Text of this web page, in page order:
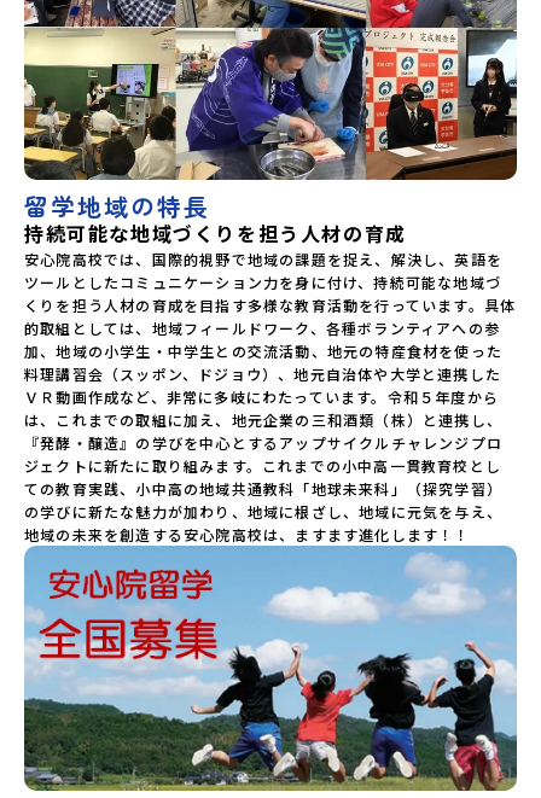
留学地域の特長
持続可能な地域づくりを担う人材の育成
安心院高校では、国際的視野で地域の課題を捉え、解決し、英語を
ツールとしたコミュニケーション力を身に付け、持続可能な地域づ
くりを担う人材の育成を目指す多様な教育活動を行っています。具体
的取組としては、地域フィールドワーク、各種ボランティアへの参
加、地域の小学生・中学生との交流活動、地元の特産食材を使った
料理講習会（スッポン、ドジョウ）、地元自治体や大学と連携した
ＶＲ動画作成など、非常に多岐にわたっています。令和５年度から
は、これまでの取組に加え、地元企業の三和酒類（株）と連携し、
『発酵・醸造』の学びを中心とするアップサイクルチャレンジプロ
ジェクトに新たに取り組みます。これまでの小中高一貫教育校とし
ての教育実践、小中高の地域共通教科「地球未来科」（探究学習）
の学びに新たな魅力が加わり、地域に根ざし、地域に元気を与え、
地域の未来を創造する安心院高校は、ますます進化します！！